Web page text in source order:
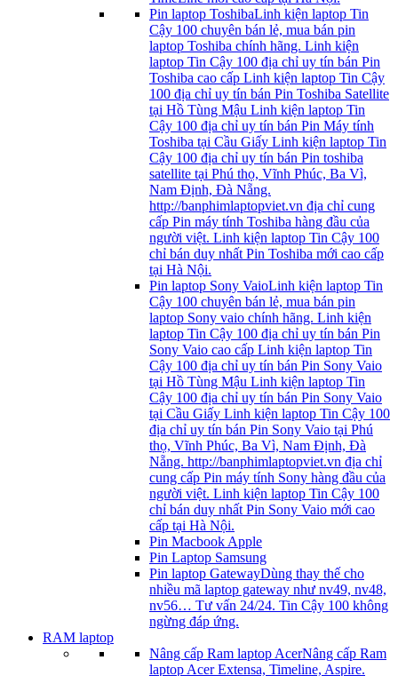
Pin laptop ToshibaLinh kiện laptop Tin
Cậy 100 chuyên bán lẻ, mua bán pin
laptop Toshiba chính hãng. Linh kiện
laptop Tin Cậy 100 địa chỉ uy tín bán Pin
Toshiba cao cấp Linh kiện laptop Tin Cậy
100 địa chỉ uy tín bán Pin Toshiba Satellite
tại Hồ Tùng Mậu Linh kiện laptop Tin
Cậy 100 địa chỉ uy tín bán Pin Máy tính
Toshiba tại Cầu Giấy Linh kiện laptop Tin
Cậy 100 địa chỉ uy tín bán Pin toshiba
satellite tại Phú thọ, Vĩnh Phúc, Ba Vì,
Nam Định, Đà Nẵng.
http://banphimlaptopviet.vn địa chỉ cung
cấp Pin máy tính Toshiba hàng đầu của
người việt. Linh kiện laptop Tin Cậy 100
chỉ bán duy nhất Pin Toshiba mới cao cấp
tại Hà Nội.
Pin laptop Sony VaioLinh kiện laptop Tin
Cậy 100 chuyên bán lẻ, mua bán pin
laptop Sony vaio chính hãng. Linh kiện
laptop Tin Cậy 100 địa chỉ uy tín bán Pin
Sony Vaio cao cấp Linh kiện laptop Tin
Cậy 100 địa chỉ uy tín bán Pin Sony Vaio
tại Hồ Tùng Mậu Linh kiện laptop Tin
Cậy 100 địa chỉ uy tín bán Pin Sony Vaio
tại Cầu Giấy Linh kiện laptop Tin Cậy 100
địa chỉ uy tín bán Pin Sony Vaio tại Phú
thọ, Vĩnh Phúc, Ba Vì, Nam Định, Đà
Nẵng. http://banphimlaptopviet.vn địa chỉ
cung cấp Pin máy tính Sony hàng đầu của
người việt. Linh kiện laptop Tin Cậy 100
chỉ bán duy nhất Pin Sony Vaio mới cao
cấp tại Hà Nội.
Pin Macbook Apple
Pin Laptop Samsung
Pin laptop GatewayDùng thay thế cho
nhiều mã laptop gateway như nv49, nv48,
nv56… Tư vấn 24/24. Tin Cậy 100 không
ngừng đáp ứng.
RAM laptop
Nâng cấp Ram laptop AcerNâng cấp Ram
laptop Acer Extensa, Timeline, Aspire.